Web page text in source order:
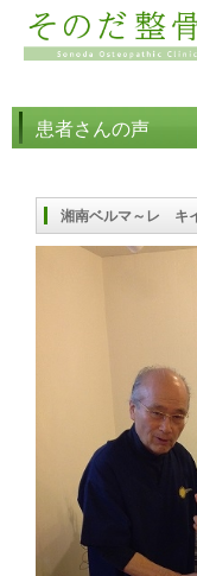
患者さんの声
湘南ベルマ～レ キ